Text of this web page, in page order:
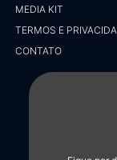
MEDIA KIT
TERMOS E
CONTATO